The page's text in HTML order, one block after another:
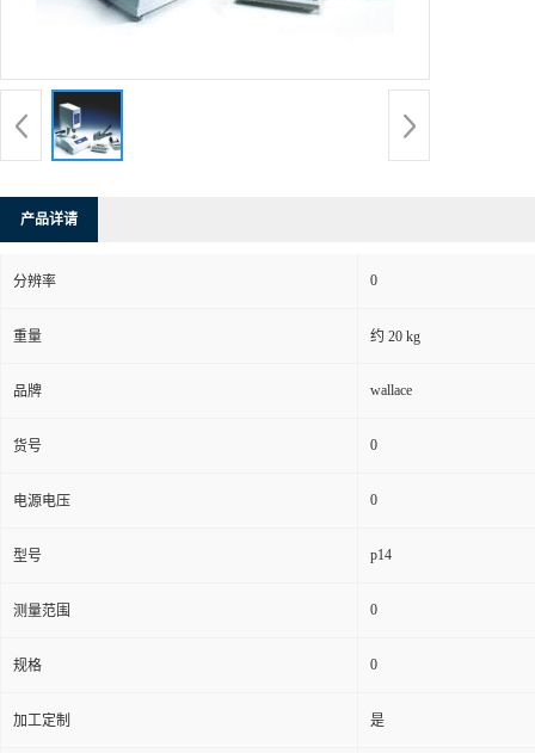
产品详请
分辨率 0
重量 约 20 kg
品牌 wallace
货号 0
电源电压 0
型号 p14
测量范围 0
规格 0
加工定制 是